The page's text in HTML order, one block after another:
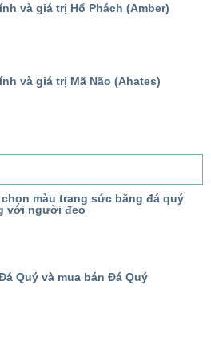
và giá trị Hổ Phách (Amber)
và giá trị Mã Não (Ahates)
màu trang sức bằng đá quý
với người đeo
Quý và mua bán Đá Quý